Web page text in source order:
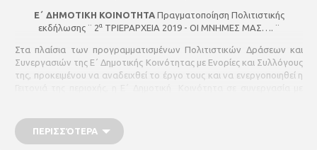
Ε΄ ΔΗΜΟΤΙΚΗ ΚΟΙΝΟΤΗΤΑ Πραγματοποίηση Πολιτιστικής
εκδήλωσης ¨ 2α ΤΡΙΕΡΑΡΧΕΙΑ 2019 - ΟΙ ΜΝΗΜΕΣ ΜΑΣ…. ¨
Στα πλαίσια των προγραμματισμένων Πολιτιστικών Δράσεων και
Συνεργασιών της Ε΄ Δημοτικής Κοινότητας με Ενορίες και Συλλόγους
της, προκειμένου να αναδειχθεί το έργο τους και να ενεργοποιηθεί η
- ΟΙ ΜΝΗΜΕΣ ΜΑΣ…. ¨στις 14 Απριλίου 2018 και ώρα 18:00 στο
Θεατράκι-Αλσους Νέας Ελβετίας. Στην εκδήλωση θα συμμετάσχουν:
ΠΕΡΙΣΣΌΤΕΡΑ